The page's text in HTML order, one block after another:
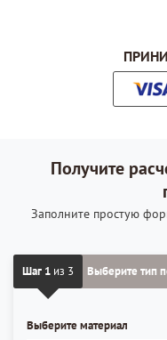
Получите
Заполните простую
Шаг 1 из 3 Выберите тип
Выберите материал